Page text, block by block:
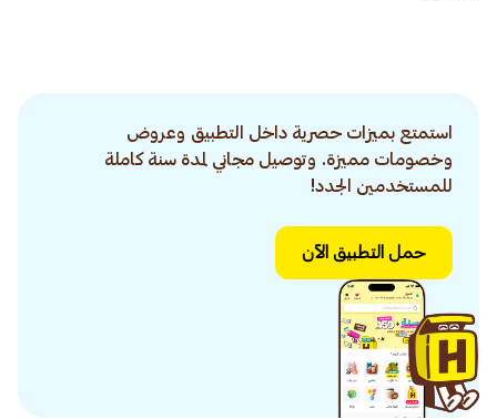
استمتع بميزات حصرية داخل التطبيق وعروض
وخصومات مميزة. وتوصيل مجاني لمدة سنة كاملة
للمستخدمين الجدد!
حمل التطبيق الآن